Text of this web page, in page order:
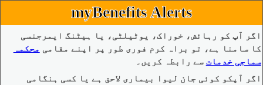
myBenefits Alerts
اگر آپ کو رہائش، خوراک، یوٹیلٹی، یا ہیٹنگ ایمرجنسی
کا سامنا ہے، تو براہ کرم فوری طور پر اپنے مقامی محکمہ
سماجی خدمات سے رابطہ کریں۔
اگر آپکو کوئی جان لیوا بیماری لاحق ہے یا کسی ہنگامی